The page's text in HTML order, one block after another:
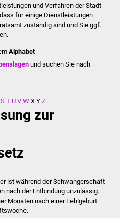
Ratsinformationssystem
Jugendbeirat
Summerrockfestival
Stadtverwaltung
Behördenwegweiser
Kontakt
und Verfahren der Stadt
für einige Dienstleistungen
zuständig sind und Sie ggf.
Alphabet
und suchen Sie nach
S T U V W X Y Z
zur
ist während der Schwangerschaft
nach der Entbindung unzulässig.
Monaten nach einer Fehlgeburt